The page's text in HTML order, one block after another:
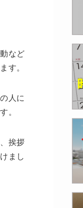
など
す。
人に
。
挨拶
まし